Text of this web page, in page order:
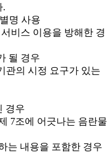
.
명 사용
비스 이용을 방해한 경
될 경우
관의 시정 요구가 있는
경우
7조에 어긋나는 음란물
는 내용을 포함한 경우